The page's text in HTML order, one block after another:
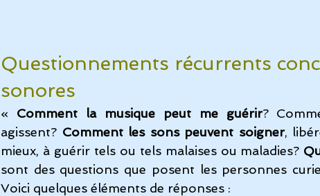
Questionnements récurrents
sonores
« Comment la musique peut me guérir?
agissent? Comment les sons peuvent soigner,
mieux, à guérir tels ou tels malaises ou maladies?
sont des questions que posent les personnes
Voici quelques éléments de réponses :